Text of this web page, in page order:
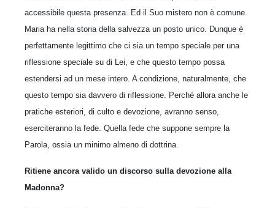
accessibile questa presenza. Ed il Suo mistero non è comune.
Maria ha nella storia della salvezza un posto unico. Dunque è
perfettamente legittimo che ci sia un tempo speciale per una
riflessione speciale su di Lei, e che questo tempo possa
estendersi ad un mese intero. A condizione, naturalmente, che
questo tempo sia davvero di riflessione. Perché allora anche le
pratiche esteriori, di culto e devozione, avranno senso,
eserciteranno la fede. Quella fede che suppone sempre la
Parola, ossia un minimo almeno di dottrina.
Ritiene ancora valido un discorso sulla devozione alla
Madonna?